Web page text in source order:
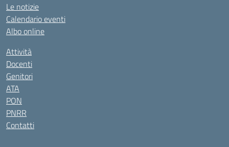
Le notizie
Calendario eventi
Albo online
Attività
Docenti
Genitori
ATA
PON
PNRR
Contatti